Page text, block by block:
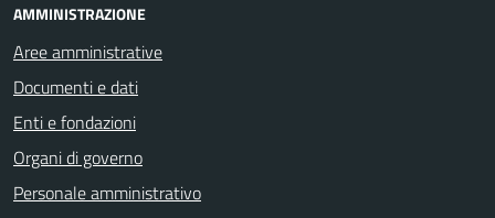
AMMINISTRAZIONE
Aree amministrative
Documenti e dati
Enti e fondazioni
Organi di governo
Personale amministrativo